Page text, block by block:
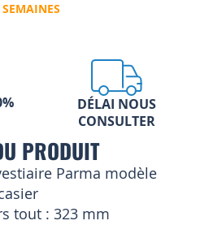
DÉLAI NOUS
CONSULTER
PRODUIT
Parma modèle
tout : 323 mm